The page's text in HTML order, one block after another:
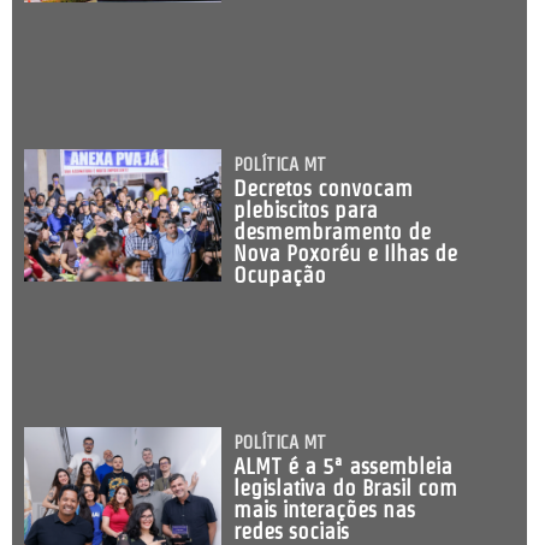
POLÍTICA MT
Decretos convocam
plebiscitos para
desmembramento de
Nova Poxoréu e Ilhas de
Ocupação
POLÍTICA MT
ALMT é a 5ª assembleia
legislativa do Brasil com
mais interações nas
redes sociais